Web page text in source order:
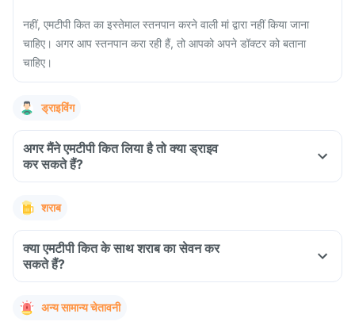
नहीं, एमटीपी कित का इस्तेमाल स्तनपान करने वाली मां द्वारा नहीं किया जाना
चाहिए। अगर आप स्तनपान करा रही हैं, तो आपको अपने डॉक्टर को बताना
चाहिए।
ड्राइविंग
अगर मैंने एमटीपी कित लिया है तो क्या ड्राइव
कर सकते हैं?
शराब
क्या एमटीपी कित के साथ शराब का सेवन कर
सकते हैं?
अन्य सामान्य चेतावनी